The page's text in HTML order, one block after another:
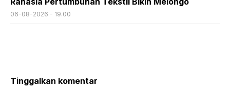
06-08-2026 - 19.00
Tinggalkan komentar